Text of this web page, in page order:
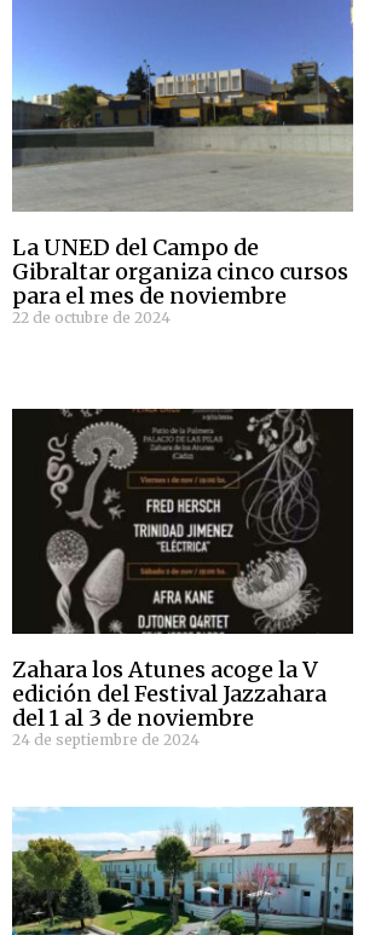
La UNED del Campo de
Gibraltar organiza cinco cursos
para el mes de noviembre
22 de octubre de 2024
Zahara los Atunes acoge la V
edición del Festival Jazzahara
del 1 al 3 de noviembre
24 de septiembre de 2024